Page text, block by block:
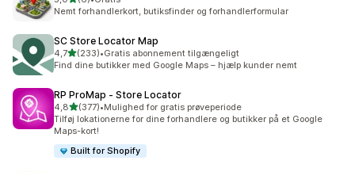
6 anmeldelser i alt
Nemt forhandlerkort, butiksfinder og forhandlerformular
SC Store Locator Map
4,7ud af 5 stjerner
(233)
233 anmeldelser i alt
•Gratis abonnement tilgængeligt
Find dine butikker med Google Maps – hjælp kunder nemt
RP ProMap ‑ Store Locator
4,8ud af 5 stjerner
(377)
377 anmeldelser i alt
•Mulighed for gratis prøveperiode
Tilføj lokationerne for dine forhandlere og butikker på et Google
Maps-kort!
Built for Shopify